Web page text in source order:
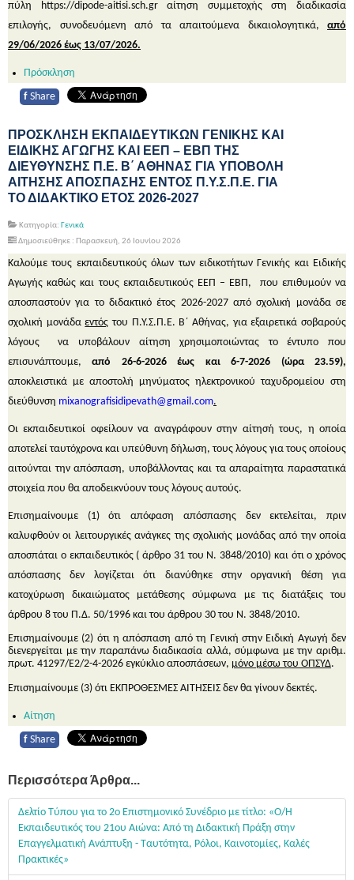
πύλη https://dipode-aitisi.sch.gr αίτηση συμμετοχής στη διαδικασία
επιλογής, συνοδευόμενη από τα απαιτούμενα δικαιολογητικά, από
29/06/2026 έως 13/07/2026.
Πρόσκληση
f Share
ΠΡΟΣΚΛΗΣΗ ΕΚΠΑΙΔΕΥΤΙΚΩΝ ΓΕΝΙΚΗΣ ΚΑΙ
ΕΙΔΙΚΗΣ ΑΓΩΓΗΣ ΚΑΙ ΕΕΠ – ΕΒΠ ΤΗΣ
ΔΙΕΥΘΥΝΣΗΣ Π.Ε. Β΄ ΑΘΗΝΑΣ ΓΙΑ ΥΠΟΒΟΛΗ
ΑΙΤΗΣΗΣ ΑΠΟΣΠΑΣΗΣ ΕΝΤΟΣ Π.Υ.Σ.Π.Ε. ΓΙΑ
ΤΟ ΔΙΔΑΚΤΙΚΟ ΕΤΟΣ 2026-2027
Κατηγορία: Γενικά
Δημοσιεύθηκε : Παρασκευή, 26 Ιουνίου 2026
Καλούμε τους εκπαιδευτικούς όλων των ειδικοτήτων Γενικής και Ειδικής
Αγωγής καθώς και τους εκπαιδευτικούς ΕΕΠ – ΕΒΠ, που επιθυμούν να
αποσπαστούν για το διδακτικό έτος 2026-2027από σχολική μονάδα σε
σχολική μονάδαεντός του Π.Υ.Σ.Π.Ε. Β΄ Αθήνας, για εξαιρετικά σοβαρούς
λόγουςνα υποβάλουν αίτηση χρησιμοποιώντας το έντυπο που
επισυνάπτουμε,από 26-6-2026 έως και 6-7-2026 (ώρα 23.59),
αποκλειστικά με αποστολή μηνύματος ηλεκτρονικού ταχυδρομείου στη
διεύθυνση mixanografisidipevath@gmail .com.
Οι εκπαιδευτικοί οφείλουν να αναγράφουν στην αίτησή τους, η οποία
αποτελεί ταυτόχρονα και υπεύθυνη δήλωση, τους λόγους για τους οποίους
αιτούνται την απόσπαση, υποβάλλοντας και τα απαραίτητα παραστατικά
στοιχεία που θα αποδεικνύουν τους λόγους αυτούς.
Επισημαίνουμε (1)ότι απόφαση απόσπασης δεν εκτελείται, πριν
καλυφθούν οι λειτουργικές ανάγκες της σχολικής μονάδας από την οποία
αποσπάται ο εκπαιδευτικός ( άρθρο 31 του Ν. 3848/2010) και ότι ο χρόνος
απόσπασης δεν λογίζεται ότι διανύθηκε στην οργανική θέση για
κατοχύρωση δικαιώματος μετάθεσης σύμφωνα με τις διατάξεις του
άρθρου 8 του Π.Δ. 50/1996 και του άρθρου 30 του Ν. 3848/2010.
Επισημαίνουμε (2) ότι η απόσπαση από τη Γενική στην Ειδική Αγωγή δεν
διενεργείται με την παραπάνω διαδικασία αλλά, σύμφωνα με την αριθμ.
πρωτ. 41297/Ε2/2-4-2026 εγκύκλιο αποσπάσεων, μόνο μέσω του ΟΠΣΥΔ.
Επισημαίνουμε (3) ότι ΕΚΠΡΌΘΕΣΜΕΣ ΑΙΤΗΣΕΙΣ δεν θα γίνουν δεκτές.
Αίτηση
f Share
Περισσότερα Άρθρα...
Δελτίο Τύπου για το 2ο Επιστημονικό Συνέδριο με τίτλο: «Ο/Η
Εκπαιδευτικός του 21ου Αιώνα: Από τη Διδακτική Πράξη στην
Επαγγελματική Ανάπτυξη - Ταυτότητα, Ρόλοι, Καινοτομίες, Καλές
Πρακτικές»